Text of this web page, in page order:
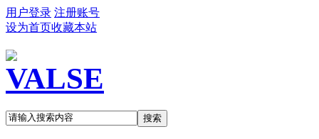
用户登录 注册账号
设为首页收藏本站
搜索